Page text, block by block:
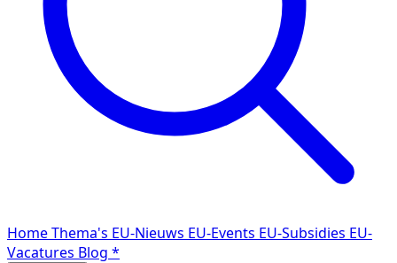
HomeThema's EU-Nieuws EU-Events EU-Subsidies EU-
Vacatures Blog *